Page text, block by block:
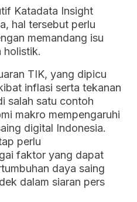
Katadata Insight
hal tersebut perlu
memandang isu
holistik.
TIK, yang dipicu
inflasi serta tekanan
salah satu contoh
makro mempengaruhi
digital Indonesia.
perlu
faktor yang dapat
daya saing
dalam siaran pers